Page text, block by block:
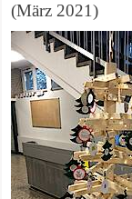
(März 2021)